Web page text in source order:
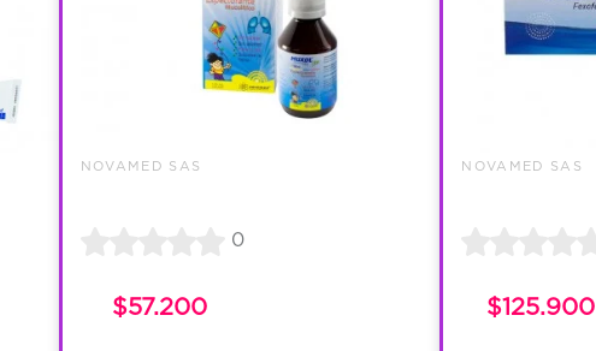
NOVAMED SAS
0
$57.200
NOVAMED SAS
$125.900